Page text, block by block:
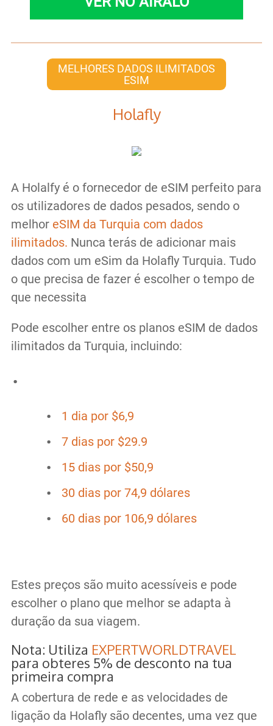
MELHORES DADOS ILIMITADOS
ESIM
Holafly
A Holalfy é o fornecedor de eSIM perfeito para
os utilizadores de dados pesados, sendo o
melhor eSIM da Turquia com dados
ilimitados. Nunca terás de adicionar mais
dados com um eSim da Holafly Turquia. Tudo
o que precisa de fazer é escolher o tempo de
que necessita
Pode escolher entre os planos eSIM de dados
ilimitados da Turquia, incluindo:
1 dia por $6,9
7 dias por $29.9
15 dias por $50,9
30 dias por 74,9 dólares
60 dias por 106,9 dólares
Estes preços são muito acessíveis e pode
escolher o plano que melhor se adapta à
duração da sua viagem.
Nota: Utiliza EXPERTWORLDTRAVEL
para obteres 5% de desconto na tua
primeira compra
A cobertura de rede e as velocidades de
ligação da Holafly são decentes, uma vez que